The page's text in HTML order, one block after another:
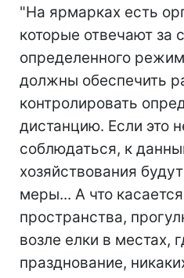
"На ярмарках есть
которые отвечают за
определенного
должны обеспечить
контролировать
дистанцию. Если это
соблюдаться, к
хозяйствования
меры... А что
пространства,
возле елки в местах,
празднование,